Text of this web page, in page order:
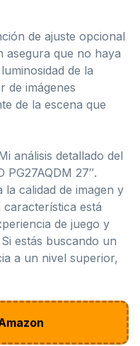
de ajuste opcional
asegura que no haya
de la
de imágenes
de la escena que
análisis detallado del
PG27AQDM 27″.
la calidad de imagen y
está
de juego y
estás buscando un
a un nivel superior,